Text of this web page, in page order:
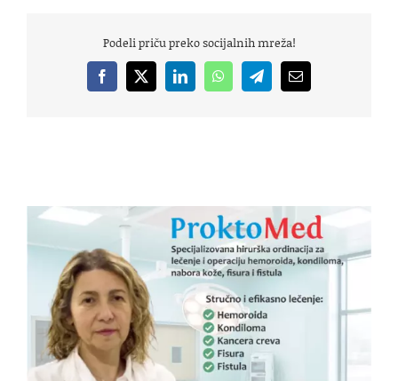
Podeli priču preko socijalnih mreža!
Facebook
X LinkedInWhatsAppTelegramEmail